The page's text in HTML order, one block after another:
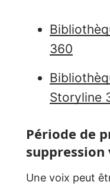
360
Storyline
Période de
suppression
Une voix peut